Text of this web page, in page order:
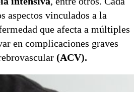
aspectos vinculados a la
que afecta a múltiples
en complicaciones graves
(ACV).